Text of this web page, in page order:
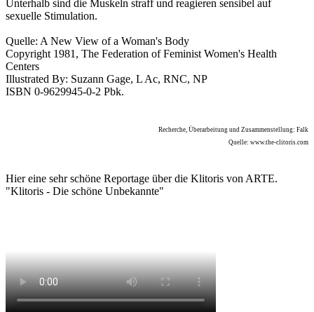
Unterhalb sind die Muskeln straff und reagieren sensibel auf
sexuelle Stimulation.
Quelle: A New View of a Woman's Body
Copyright 1981, The Federation of Feminist Women's Health
Centers
Illustrated By: Suzann Gage, L Ac, RNC, NP
ISBN 0-9629945-0-2 Pbk.
Recherche, Überarbeitung und Zusammenstellung: Falk
Quelle: www.the-clitoris.com
Hier eine sehr schöne Reportage über die Klitoris von ARTE.
"Klitoris - Die schöne Unbekannte"